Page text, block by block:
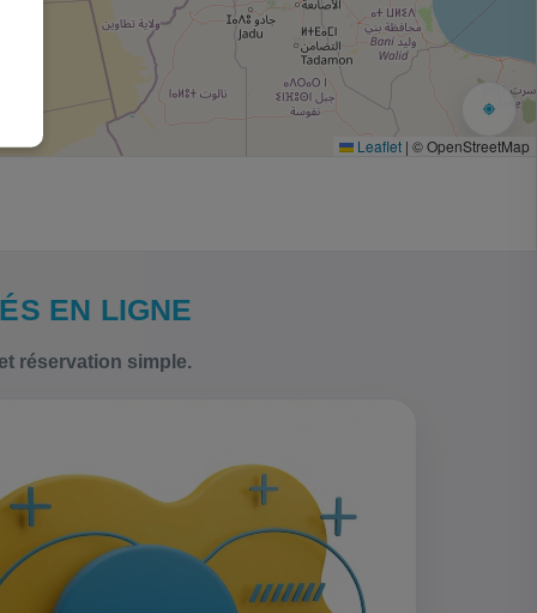
Leaflet | © OpenStreetMap
EN LIGNE
réservation simple.